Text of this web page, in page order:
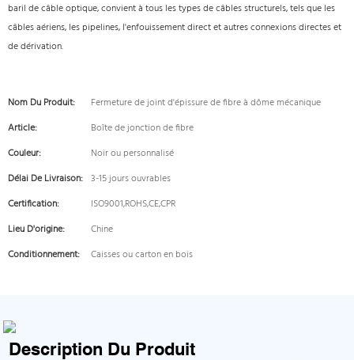
baril de câble optique, convient à tous les types de câbles structurels, tels que les
câbles aériens, les pipelines, l'enfouissement direct et autres connexions directes et
de dérivation.
Nom Du Produit:
Fermeture de joint d'épissure de fibre à dôme mécanique
Article:
Boîte de jonction de fibre
Couleur:
Noir ou personnalisé
Délai De Livraison: 3-15 jours ouvrables
Certification:
ISO9001,ROHS,CE,CPR
Lieu D'origine:
Chine
Conditionnement:
Caisses ou carton en bois
Description Du Produit